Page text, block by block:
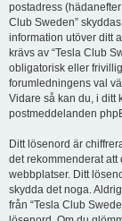
postadress
Club Sweden”
information utöver ditt
krävs av “Tesla Club
obligatorisk eller
forumledningens val
Vidare så kan du, i ditt
postmeddelanden
Ditt lösenord är
det rekommenderat
webbplatser. Ditt
skydda det noga.
från “Tesla Club